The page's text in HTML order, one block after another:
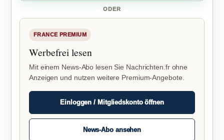
ODER
FRANCE PREMIUM
Werbefrei lesen
Mit einem News-Abo lesen Sie Nachrichten.fr ohne
Anzeigen und nutzen weitere Premium-Angebote.
Einloggen / Mitgliedskonto öffnen
News-Abo ansehen